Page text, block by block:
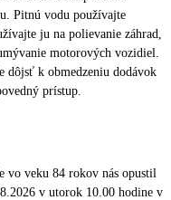
Pitnú vodu používajte
ju na polievanie záhrad,
motorových vozidiel.
dôjsť k obmedzeniu dodávok
prístup.
vo veku 84 rokov nás opustil
v utorok 10.00 hodine v